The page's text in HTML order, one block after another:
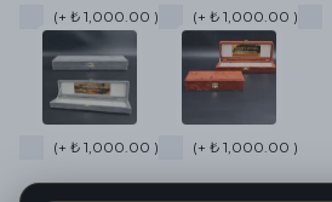
(+ ₺ 1,000.00 ) (+ ₺ 1,000.00 )
(+ ₺ 1,000.00 ) (+ ₺ 1,000.00 )